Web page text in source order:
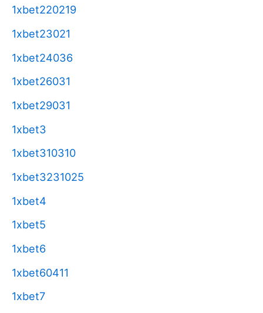
1xbet220219
1xbet23021
1xbet24036
1xbet26031
1xbet29031
1xbet3
1xbet310310
1xbet3231025
1xbet4
1xbet5
1xbet6
1xbet60411
1xbet7